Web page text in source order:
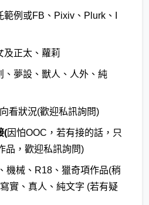
例或FB、Pixiv、Plurk、I
及正太、蘿莉
、夢設、獸人、人外、純
看狀況(歡迎私訊詢問)
(因怕OOC，若有接的話，只
品，歡迎私訊詢問)
機械、R18、獵奇項作品(稍
實、真人、純文字 (若有疑